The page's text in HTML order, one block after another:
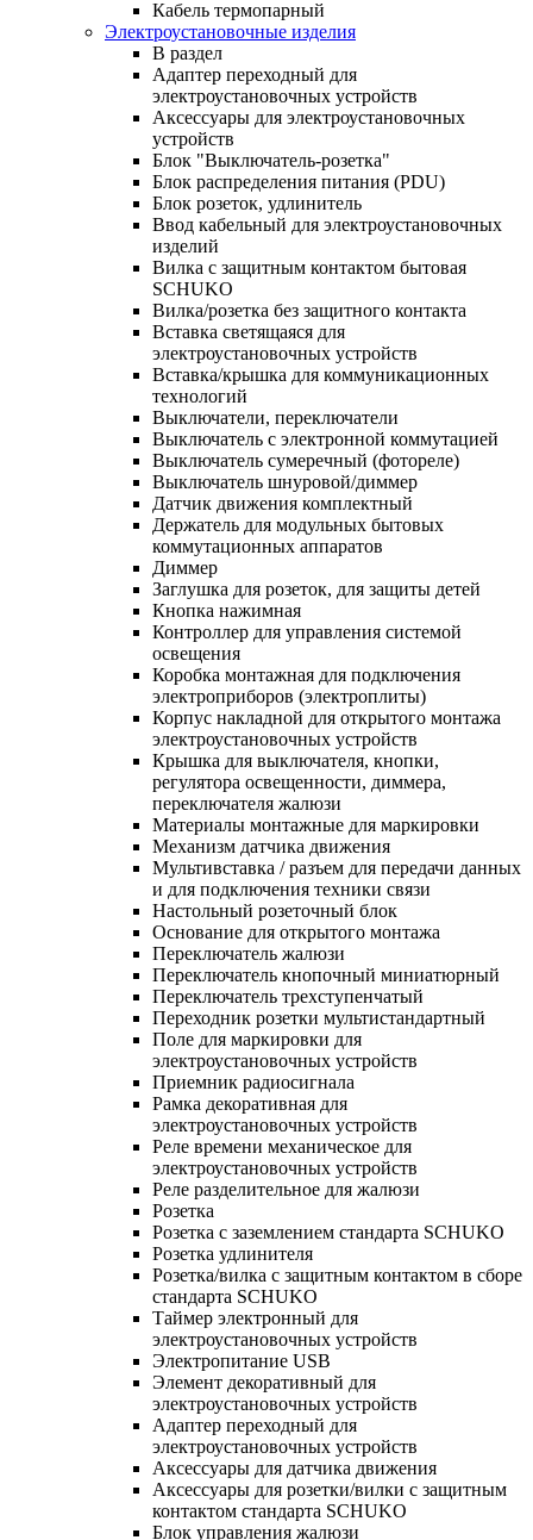
Кабель термопарный
Электроустановочные изделия
В раздел
Адаптер переходный для
электроустановочных устройств
Аксессуары для электроустановочных
устройств
Блок "Выключатель-розетка"
Блок распределения питания (PDU)
Блок розеток, удлинитель
Ввод кабельный для электроустановочных
изделий
Вилка с защитным контактом бытовая
SCHUKO
Вилка/розетка без защитного контакта
Вставка светящаяся для
электроустановочных устройств
Вставка/крышка для коммуникационных
технологий
Выключатели, переключатели
Выключатель с электронной коммутацией
Выключатель сумеречный (фотореле)
Выключатель шнуровой/диммер
Датчик движения комплектный
Держатель для модульных бытовых
коммутационных аппаратов
Диммер
Заглушка для розеток, для защиты детей
Кнопка нажимная
Контроллер для управления системой
освещения
Коробка монтажная для подключения
электроприборов (электроплиты)
Корпус накладной для открытого монтажа
электроустановочных устройств
Крышка для выключателя, кнопки,
регулятора освещенности, диммера,
переключателя жалюзи
Материалы монтажные для маркировки
Механизм датчика движения
Мультивставка / разъем для передачи данных
и для подключения техники связи
Настольный розеточный блок
Основание для открытого монтажа
Переключатель жалюзи
Переключатель кнопочный миниатюрный
Переключатель трехступенчатый
Переходник розетки мультистандартный
Поле для маркировки для
электроустановочных устройств
Приемник радиосигнала
Рамка декоративная для
электроустановочных устройств
Реле времени механическое для
электроустановочных устройств
Реле разделительное для жалюзи
Розетка
Розетка с заземлением стандарта SCHUKO
Розетка удлинителя
Розетка/вилка с защитным контактом в сборе
стандарта SCHUKO
Таймер электронный для
электроустановочных устройств
Электропитание USB
Элемент декоративный для
электроустановочных устройств
Адаптер переходный для
электроустановочных устройств
Аксессуары для датчика движения
Аксессуары для розетки/вилки с защитным
контактом стандарта SCHUKO
Блок управления жалюзи